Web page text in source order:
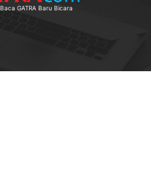
Baca GATRA Baru Bicara